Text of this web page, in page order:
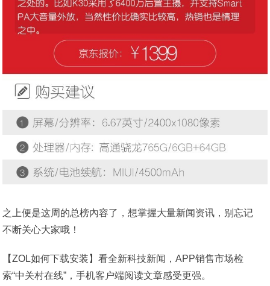
之上便是这周的总榜內容了，想掌握大量新闻资讯，别忘记
不断关心大家哦！
【ZOL如何下载安装】看全新科技新闻，APP销售市场检
索“中关村在线”，手机客户端阅读文章感受更强。